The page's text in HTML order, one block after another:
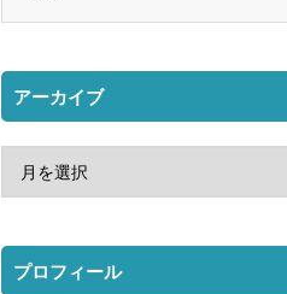
アーカイブ
プロフィール